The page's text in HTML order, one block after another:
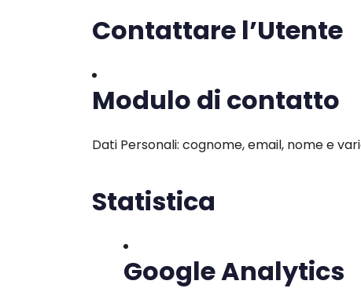
Contattare l’Utente
Modulo di contatto
Dati Personali: cognome, email, nome e
Statistica
Google Analytics